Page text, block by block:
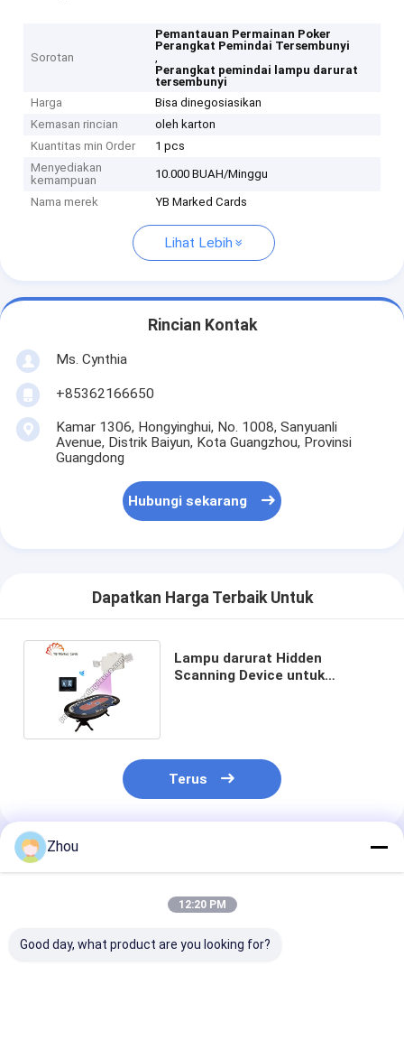
Sorotan
Pemantauan Permainan Poker
Perangkat Pemindai Tersembunyi
,
Perangkat pemindai lampu darurat
tersembunyi
Harga
Bisa dinegosiasikan
Kemasan rincian
oleh karton
Kuantitas min Order
1 pcs
Menyediakan
kemampuan
10.000 BUAH/Minggu
Nama merek YB Marked Cards
Lihat Lebih
Rincian Kontak
Ms. Cynthia
‪+85362166650‬
Kamar 1306, Hongyinghui, No. 1008, Sanyuanli
Avenue, Distrik Baiyun, Kota Guangzhou, Provinsi
Guangdong
Hubungi sekarang
Dapatkan Harga Terbaik Untuk
Lampu darurat Hidden
Scanning Device untuk
Terus
Rekomendasi Produk
Zhou
12:20 PM
Good day, what product are you looking for?